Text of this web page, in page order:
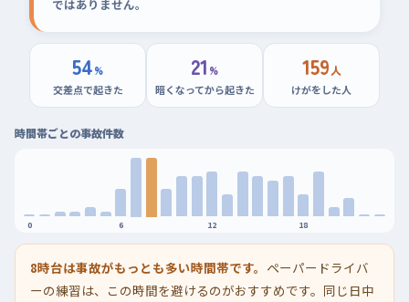
ではありません。
54%
交差点で起きた
21 %
暗くなってから起きた
159人
けがをした人
時間帯ごとの事故件数
0 6 12 18
8時台は事故がもっとも多い時間帯です。 ペーパードライバ
ーの練習は、この時間を避けるのがおすすめです。同じ日中